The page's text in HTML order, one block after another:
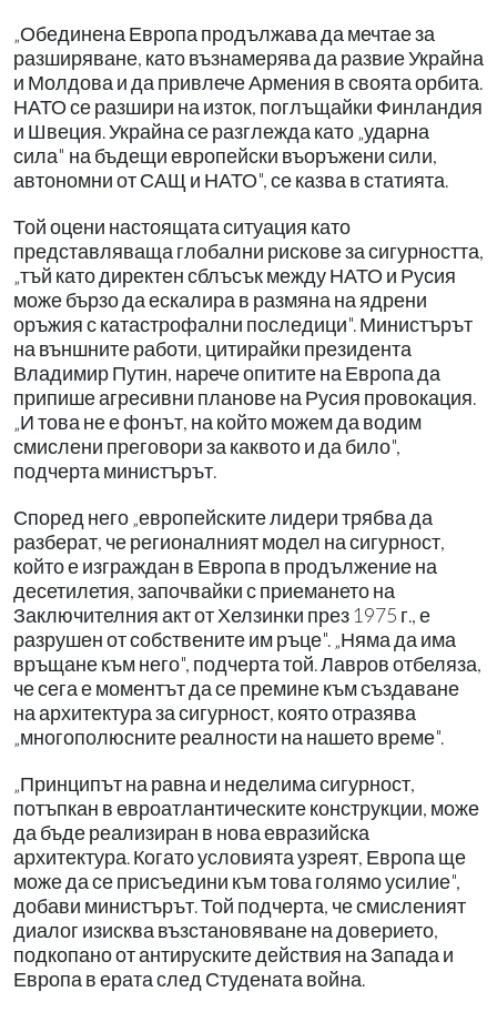
„Обединена Европа продължава да мечтае за
разширяване, като възнамерява да развие Украйна
и Молдова и да привлече Армения в своята орбита.
НАТО се разшири на изток, поглъщайки Финландия
и Швеция. Украйна се разглежда като „ударна
сила" на бъдещи европейски въоръжени сили,
автономни от САЩ и НАТО", се казва в статията.
Той оцени настоящата ситуация като
представляваща глобални рискове за сигурността,
„тъй като директен сблъсък между НАТО и Русия
може бързо да ескалира в размяна на ядрени
оръжия с катастрофални последици". Министърът
на външните работи, цитирайки президента
Владимир Путин, нарече опитите на Европа да
припише агресивни планове на Русия провокация.
„И това не е фонът, на който можем да водим
смислени преговори за каквото и да било",
подчерта министърът.
Според него „европейските лидери трябва да
разберат, че регионалният модел на сигурност,
който е изграждан в Европа в продължение на
десетилетия, започвайки с приемането на
Заключителния акт от Хелзинки през 1975 г., е
разрушен от собствените им ръце". „Няма да има
връщане към него", подчерта той. Лавров отбеляза,
че сега е моментът да се премине към създаване
на архитектура за сигурност, която отразява
„многополюсните реалности на нашето време".
„Принципът на равна и неделима сигурност,
потъпкан в евроатлантическите конструкции, може
да бъде реализиран в нова евразийска
архитектура. Когато условията узреят, Европа ще
може да се присъедини към това голямо усилие",
добави министърът. Той подчерта, че смисленият
диалог изисква възстановяване на доверието,
подкопано от антируските действия на Запада и
Европа в ерата след Студената война.